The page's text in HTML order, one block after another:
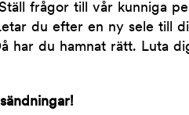
frågor till vår kunniga
du efter en ny sele till
har du hamnat rätt. Luta